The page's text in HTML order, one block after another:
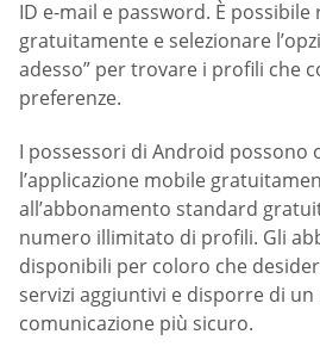
ID e-mail e password. È
gratuitamente e selezionare
adesso” per trovare i profili che
preferenze.
I possessori di Android possono
l’applicazione mobile
all’abbonamento standard
numero illimitato di profili. Gli
disponibili per coloro che
servizi aggiuntivi e disporre di un
comunicazione più sicuro.